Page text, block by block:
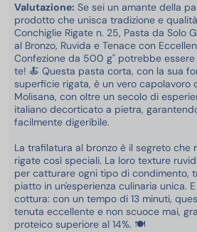
Valutazione: Se sei un amante della
prodotto che unisca tradizione e
Conchiglie Rigate n. 25, Pasta da Solo
al Bronzo, Ruvida e Tenace con
Confezione da 500 g" potrebbe
te! 🍝 Questa pasta corta, con la sua
superficie rigata, è un vero capolavoro
Molisana, con oltre un secolo di
italiano decorticato a pietra,
facilmente digeribile.
La trafilatura al bronzo è il segreto che
rigate così speciali. La loro texture
per catturare ogni tipo di condimento,
piatto in un'esperienza culinaria unica.
cottura: con un tempo di 13 minuti,
tenuta eccellente e non scuoce mai,
proteico superiore al 14%. 🍽️